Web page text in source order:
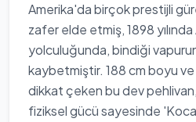
Amerika'da birçok prestijli
zafer elde etmiş, 1898
yolculuğunda, bindiği
kaybetmiştir. 188 cm boyu ve
dikkat çeken bu dev
fiziksel gücü sayesinde 'Koca'